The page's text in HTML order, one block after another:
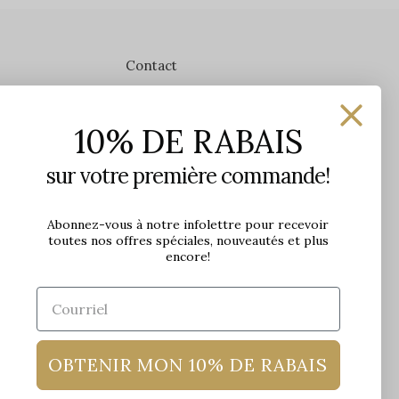
Contact
1650 avenue Jules-Verne, Local 103
G2G 2R1, Québec, Canada
Lundi: 9h - 17h
Mardi: 9h - 17h
Mercredi: 9h - 18h
Jeudi: 9h - 21h
Samedi: 9h à 17h
10% DE RABAIS
sur votre première commande!
Abonnez-vous à notre infolettre pour recevoir
toutes nos offres spéciales, nouveautés et plus
encore!
OBTENIR MON 10% DE RABAIS